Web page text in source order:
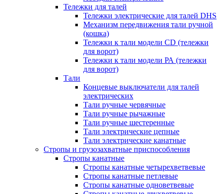
Тележки для талей
Тележки электрические для талей DHS
Механизм передвижения тали ручной
(кошка)
Тележки к тали модели CD (тележки
для ворот)
Тележки к тали модели РА (тележки
для ворот)
Тали
Концевые выключатели для талей
электрических
Тали ручные червячные
Тали ручные рычажные
Тали ручные шестеренные
Тали электрические цепные
Тали электрические канатные
Стропы и грузозахватные приспособления
Стропы канатные
Стропы канатные четырехветвевые
Стропы канатные петлевые
Стропы канатные одноветвевые